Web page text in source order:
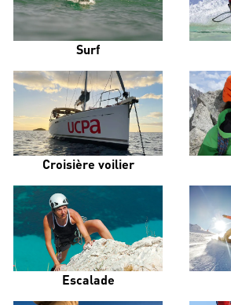
Surf
Croisière voilier
Escalade